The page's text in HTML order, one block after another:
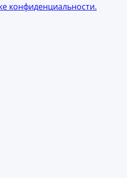
конфиденциальности.